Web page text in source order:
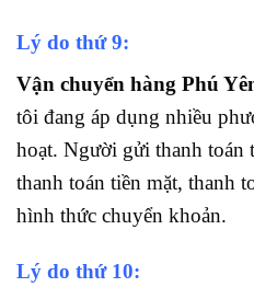
Lý do thứ 9:
Vận chuyển hàng Phú
tôi đang áp dụng nhiều
hoạt. Người gửi thanh toán
thanh toán tiền mặt, thanh
hình thức chuyển khoản.
Lý do thứ 10: